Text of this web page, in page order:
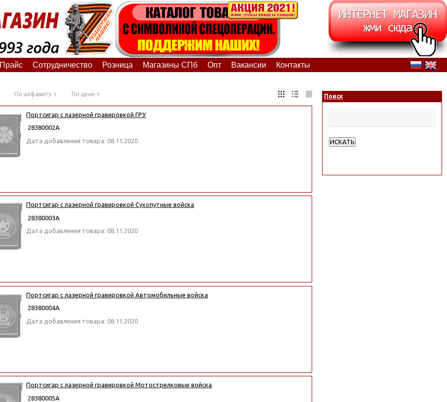
Прайс Сотрудничество Розница Магазины СПб Опт Вакансии Контакты
По алфавиту По цене
Портсигар с лазерной гравировкой ГРУ
28380002А
Дата добавления товара: 08.11.2020
Портсигар с лазерной гравировкой Сухопутные войска
28380003А
Дата добавления товара: 08.11.2020
Портсигар с лазерной гравировкой Автомобильные войска
28380004А
Дата добавления товара: 08.11.2020
Портсигар с лазерной гравировкой Мотострелковые войска
28380005А
Поиск
ИСКАТЬ